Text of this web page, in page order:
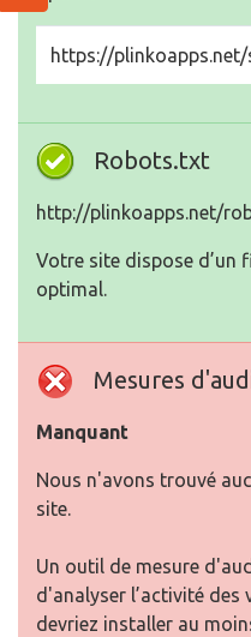
https://
Robots.txt
http://plinkoapps.net/
Votre site dispose d’un
optimal.
Mesures
Manquant
Nous n'avons trouvé
site.
Un outil de mesure
d'analyser l’activité des
devriez installer au